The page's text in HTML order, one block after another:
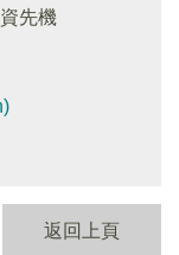
先機
返回上頁